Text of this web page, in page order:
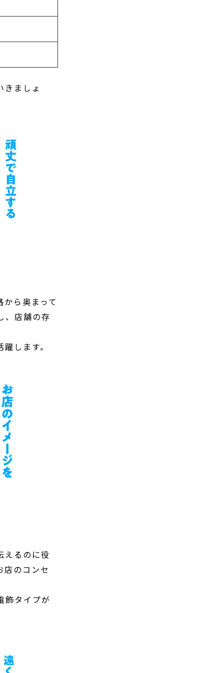
きましょ
ら奥まって
、店舗の存
します。
えるのに役
店のコンセ
飾タイプが